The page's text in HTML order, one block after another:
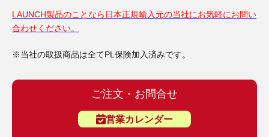
LAUNCH製品のことなら日本正規輸入元の当社にお気軽にお問い
合わせください。
※当社の取扱商品は全てPL保険加入済みです。
ご注文・お問合せ
営業カレンダー